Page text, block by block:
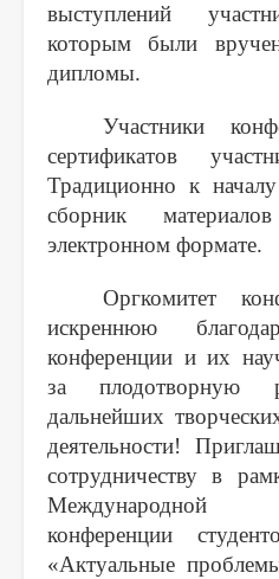
выступлений
которым были
дипломы.
Участники
сертификатов
Традиционно к
сборник
электронном формате.
Оргкомитет
искреннюю
конференции и их
за плодотворную
дальнейших
деятельности!
сотрудничеству в
Международной
конференции
«Актуальные